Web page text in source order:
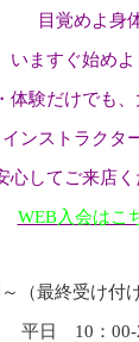
目覚めよ身
いますぐ始めよ
体験だけでも、
ンストラクタ
心してご来店
WEB入会はこ
（最終受け付
平日 10：00-